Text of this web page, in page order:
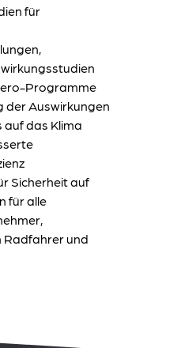
für
Programme
der Auswirkungen
auf das Klima
Sicherheit auf
für alle
Radfahrer und